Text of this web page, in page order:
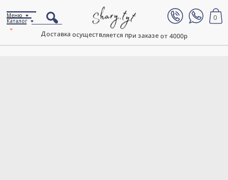
Доставка осуществляется при заказе от 4000р
0
Каталог
Меню